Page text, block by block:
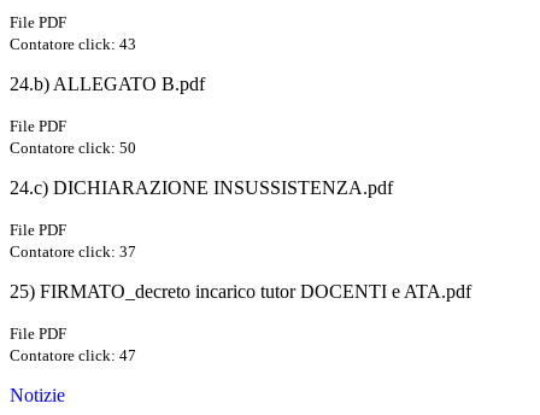
File PDF
Contatore click: 43
24.b) ALLEGATO B.pdf
File PDF
Contatore click: 50
24.c) DICHIARAZIONE INSUSSISTENZA.pdf
File PDF
Contatore click: 37
25) FIRMATO_decreto incarico tutor DOCENTI e ATA.pdf
File PDF
Contatore click: 47
Notizie